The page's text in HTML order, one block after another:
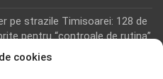
cookies
pe strazile Timisoarei: 128 de
pentru “controale de rutina”
din dosarul fraudei cu